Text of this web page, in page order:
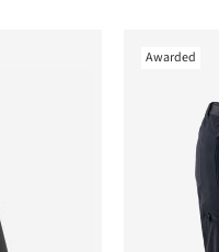
Awarded